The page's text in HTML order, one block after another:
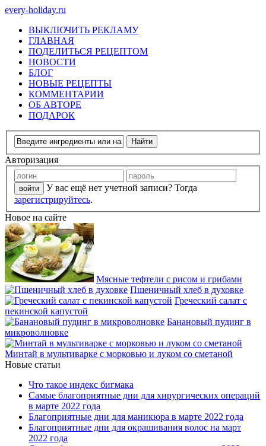
every-holiday.ru
ВЫКЛЮЧИТЬ РЕКЛАМУ
ГЛАВНАЯ
ПОДЕЛИТЬСЯ РЕЦЕПТОМ
НОВОСТИ
БЛОГ
НОВЫЕ РЕЦЕПТЫ
КОММЕНТАРИИ
ОБ АВТОРЕ
ПОДАРОК
Авторизация
У вас ещё нет учетной записи? Тогда
зарегистрируйтесь.
Новое на сайте
Мясные тефтели с рисом и грибами
Пшеничный хлеб в духовке
Греческий салат с
пекинской капустой
Банановый пудинг в
микроволновке
Минтай в мультиварке с морковью и луком со сметаной
Новые статьи
Что такое индекс бигмака
Самые благоприятные дни для хирургических операций
в марте 2022 года
Благоприятные дни для маникюра в марте 2022 года
Благоприятные дни для окрашивания волос на март
2022 года